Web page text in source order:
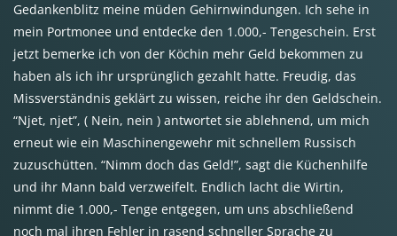
Gedankenblitz meine müden Gehirnwindungen. Ich sehe in
mein Portmonee und entdecke den 1.000,- Tengeschein. Erst
jetzt bemerke ich von der Köchin mehr Geld bekommen zu
haben als ich ihr ursprünglich gezahlt hatte. Freudig, das
Missverständnis geklärt zu wissen, reiche ihr den Geldschein.
“Njet, njet”, ( Nein, nein ) antwortet sie ablehnend, um mich
erneut wie ein Maschinengewehr mit schnellem Russisch
zuzuschütten. “Nimm doch das Geld!”, sagt die Küchenhilfe
und ihr Mann bald verzweifelt. Endlich lacht die Wirtin,
nimmt die 1.000,- Tenge entgegen, um uns abschließend
noch mal ihren Fehler in rasend schneller Sprache zu